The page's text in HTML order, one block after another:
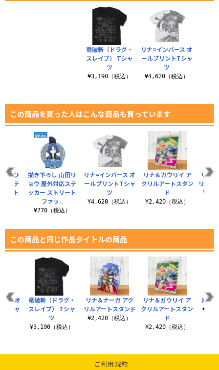
竜破斬（ドラグ・
スレイブ） Tシャ
ツ
¥3,190（税込）
リナ=インバース オ
ールプリントTシャ
ツ
¥4,620（税込）
この商品を買った人はこんな商品も買っています
リナ=インバース オ
ールプリントTシャ
ツ
¥4,620（税込）
リナ＆ガウリイ ア
クリルアートスタン
ド
¥2,420（税込）
リナ
リルア
藤ひ
ステ
ート
描き下ろし 山田リ
ョウ 屋外対応ステ
ッカー ストリート
ファッ..
¥770（税込）
この商品と同じ作品タイトルの商品
リナ＆ナーガ アク
リルアートスタンド
¥2,420（税込）
リナ＆ガウリイ ア
クリルアートスタン
ド
¥2,420（税込）
ドラ
ス オ
Tシャ
竜破斬（ドラグ・
スレイブ） Tシャ
ツ
¥3,190（税込）
ご利用規約